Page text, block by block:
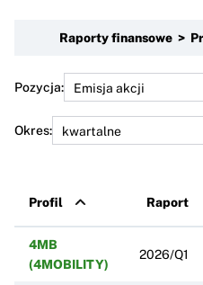
Raporty finansowe >
Pozycja:
Okres:
Profil Raport
4MB
(4MOBILITY)
2026/Q1